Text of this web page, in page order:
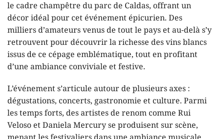
le cadre champêtre du parc de Caldas, offrant un
décor idéal pour cet événement épicurien. Des
milliers d’amateurs venus de tout le pays et au-delà s’y
retrouvent pour découvrir la richesse des vins blancs
issus de ce cépage emblématique, tout en profitant
d’une ambiance conviviale et festive.
L’événement s’articule autour de plusieurs axes :
dégustations, concerts, gastronomie et culture. Parmi
les temps forts, des artistes de renom comme Rui
Veloso et Daniela Mercury se produisent sur scène,